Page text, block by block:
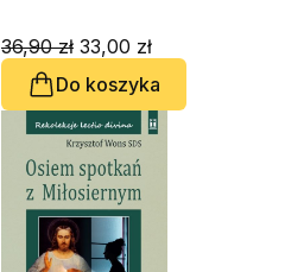
36,90 zł 33,00 zł
Do koszyka